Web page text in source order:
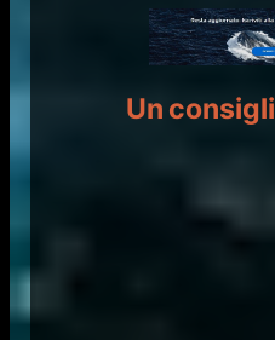
Un